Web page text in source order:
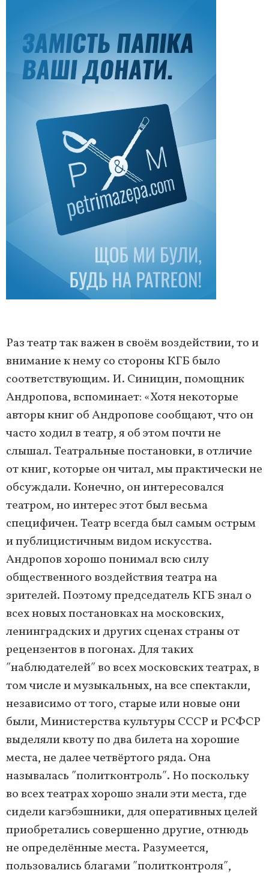
Раз театр так важен в своём воздействии, то и
внимание к нему со стороны КГБ было
соответствующим. И. Синицин, помощник
Андропова, вспоминает: «Хотя некоторые
авторы книг об Андропове сообщают, что он
часто ходил в театр, я об этом почти не
слышал. Театральные постановки, в отличие
от книг, которые он читал, мы практически не
обсуждали. Конечно, он интересовался
театром, но интерес этот был весьма
специфичен. Театр всегда был самым острым
и публицистичным видом искусства.
Андропов хорошо понимал всю силу
общественного воздействия театра на
зрителей. Поэтому председатель КГБ знал о
всех новых постановках на московских,
ленинградских и других сценах страны от
рецензентов в погонах. Для таких
ʺнаблюдателейʺ во всех московских театрах, в
том числе и музыкальных, на все спектакли,
независимо от того, старые или новые они
были, Министерства культуры СССР и РСФСР
выделяли квоту по два билета на хорошие
места, не далее четвёртого ряда. Она
называлась ʺполитконтрольʺ. Но поскольку
во всех театрах хорошо знали эти места, где
сидели кагэбэшники, для оперативных целей
приобретались совершенно другие, отнюдь
не определённые места. Разумеется,
пользовались благами ʺполитконтроляʺ,